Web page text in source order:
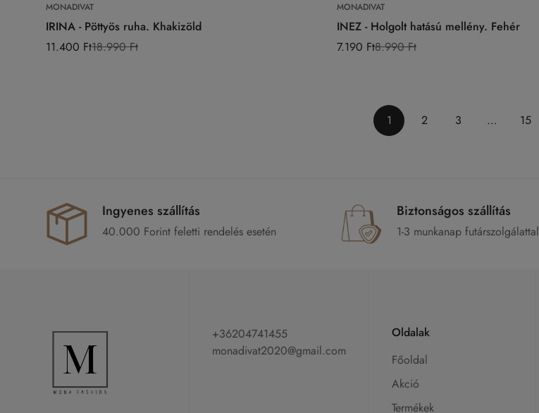
MONADIVAT
IRINA - Pöttyös ruha. Khakizöld
Eladási
11.400 Ft
Normál
18.990 Ft
MONADIVAT
INEZ - Holgolt hatású mellény. Fehér
Eladási
7.190 Ft
Normál 8.990 Ft
1 2 3 … 15
Ingyenes szállítás
40.000 Forint feletti rendelés esetén
Biztonságos szállítás
1-3 munkanap futárszolgálattal
+36204741455
monadivat2020@gmail.com
Oldalak
Főoldal
Akció
Termékek